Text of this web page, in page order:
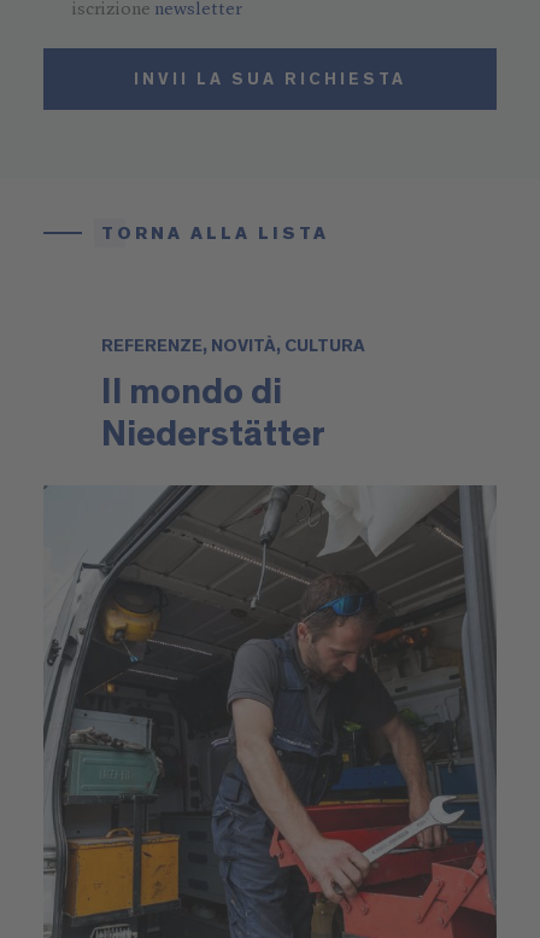
iscrizione newsletter
INVII LA SUA RICHIESTA
TORNA ALLA LISTA
REFERENZE, NOVITÀ, CULTURA
Il mondo di
Niederstätter